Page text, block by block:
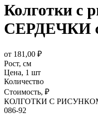
Колготки с
СЕРДЕЧКИ
от 181,00 ₽
Рост, см
Цена, 1 шт
Количество
Стоимость, ₽
КОЛГОТКИ С
086-92